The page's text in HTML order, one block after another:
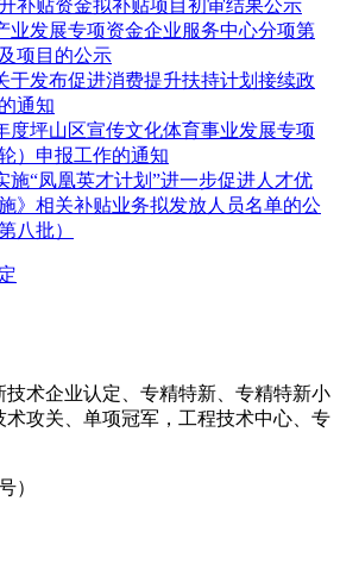
补贴资金拟补贴项目初审结果公示
业发展专项资金企业服务中心分项第
项目的公示
于发布促进消费提升扶持计划接续政
通知
度坪山区宣传文化体育事业发展专项
）申报工作的通知
施“凤凰英才计划”进一步促进人才优
》相关补贴业务拟发放人员名单的公
八批）
）